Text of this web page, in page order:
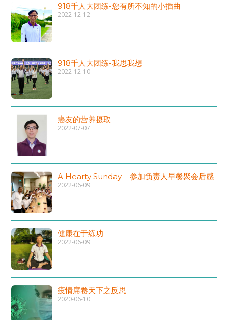
918千人大团练-您有所不知的小插曲
2022-12-12
918千人大团练-我思我想
2022-12-10
癌友的营养摄取
2022-07-07
A Hearty Sunday – 参加负责人早餐聚会后感
2022-06-09
健康在于练功
2022-06-09
疫情席卷天下之反思
2020-06-10